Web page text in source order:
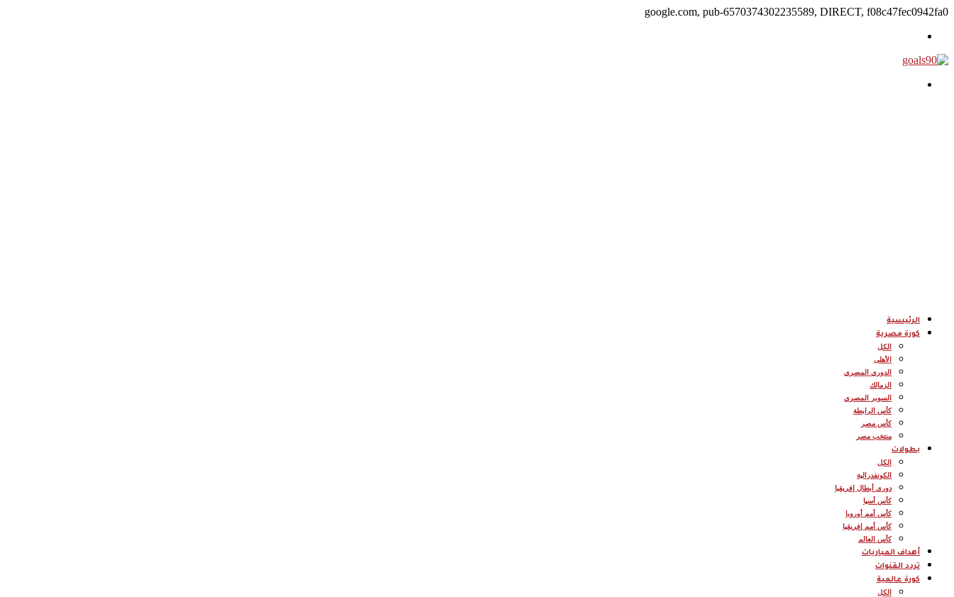
google.com, pub-6570374302235589, DIRECT, f08c47fec0942fa0
الرئيسية
كورة مصرية
الكل
الأهلى
الدوري المصري
الزمالك
السوبر المصري
كأس الرابطة
كأس مصر
منتخب مصر
بطولات
الكل
الكونفدرالية
دوري أبطال إفريقيا
كأس أسيا
كأس أمم أوروبا
كأس أمم إفريقيا
كأس العالم
أهداف المباريات
تردد القنوات
كورة عالمية
الكل